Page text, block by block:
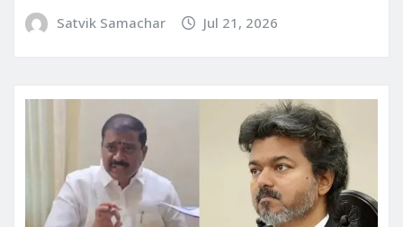
Satvik Samachar Jul 21, 2026